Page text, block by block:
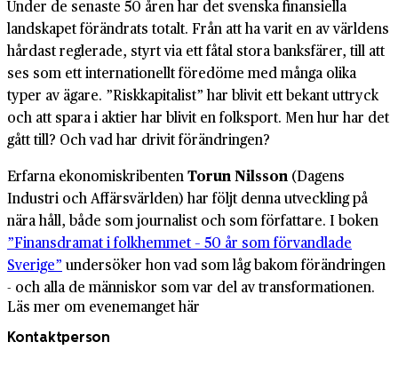
Under de senaste 50 åren har det svenska finansiella
landskapet förändrats totalt. Från att ha varit en av världens
hårdast reglerade, styrt via ett fåtal stora banksfärer, till att
ses som ett internationellt föredöme med många olika
typer av ägare. ”Riskkapitalist” har blivit ett bekant uttryck
och att spara i aktier har blivit en folksport. Men hur har det
gått till? Och vad har drivit förändringen?
Erfarna ekonomiskribentenTorun Nilsson (Dagens
Industri och Affärsvärlden) har följt denna utveckling på
nära håll, både som journalist och som författare. I boken
”Finansdramat i folkhemmet – 50 år som förvandlade
Sverige” undersöker hon vad som låg bakom förändringen
- och alla de människor som var del av transformationen.
Läs mer om evenemanget här
Kontaktperson